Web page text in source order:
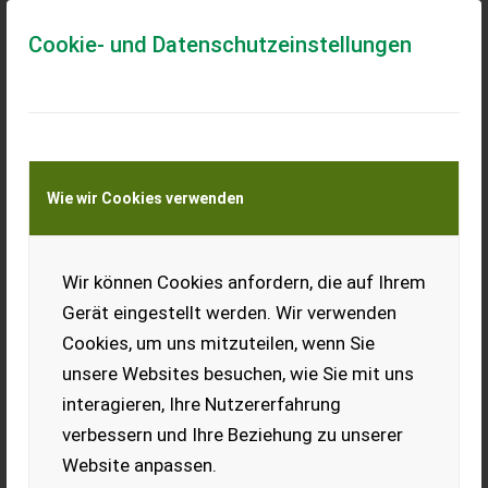
Cookie- und Datenschutzeinstellungen
Wie wir Cookies verwenden
Wir können Cookies anfordern, die auf Ihrem
Gerät eingestellt werden. Wir verwenden
Cookies, um uns mitzuteilen, wenn Sie
unsere Websites besuchen, wie Sie mit uns
interagieren, Ihre Nutzererfahrung
verbessern und Ihre Beziehung zu unserer
Website anpassen.